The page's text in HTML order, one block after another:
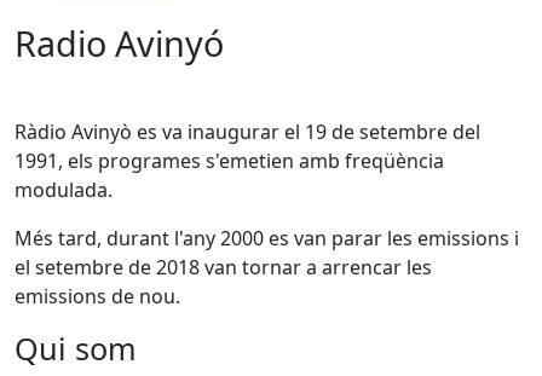
Radio Avinyó
Ràdio Avinyò es va inaugurar el 19 de setembre del
1991, els programes s'emetien amb freqüència
modulada.
Més tard, durant l'any 2000 es van parar les emissions i
el setembre de 2018 van tornar a arrencar les
emissions de nou.
Qui som